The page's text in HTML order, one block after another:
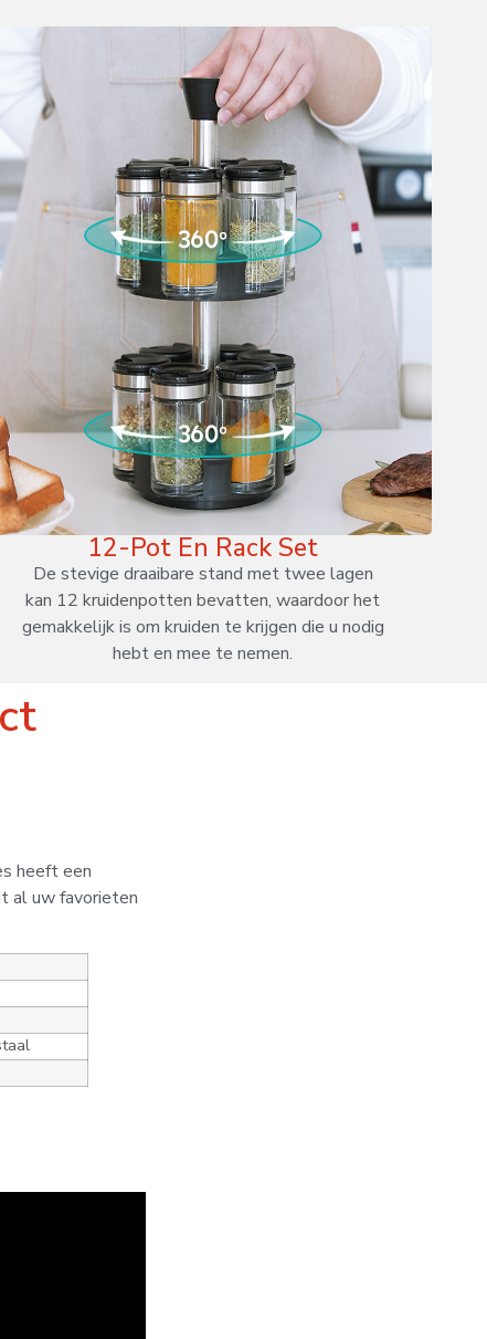
12-Pot En Rack Set
De stevige draaibare stand met twee lagen
kan 12 kruidenpotten bevatten, waardoor het
gemakkelijk is om kruiden te krijgen die u nodig
hebt en mee te nemen.
heeft een
al uw favorieten